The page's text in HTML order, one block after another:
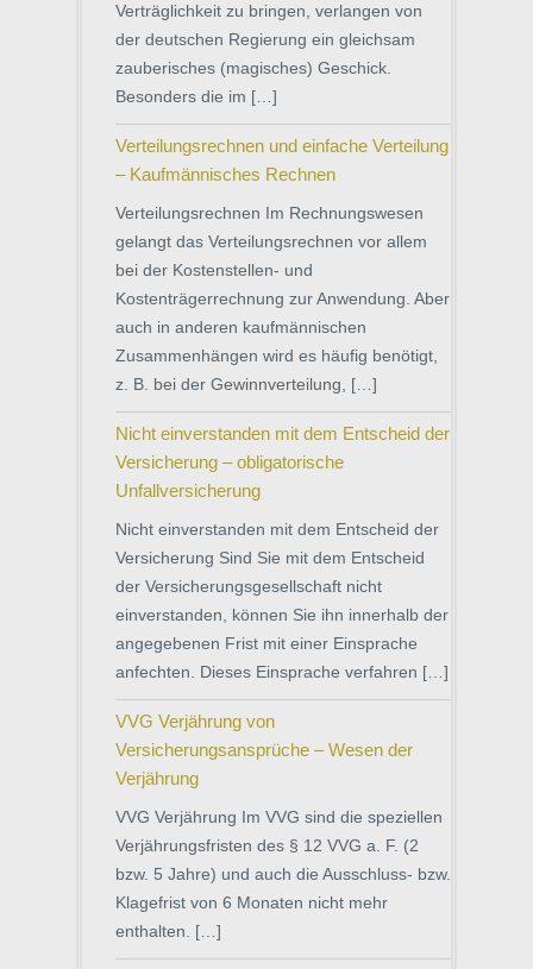
Verträglichkeit zu bringen, verlangen von
der deutschen Regierung ein gleichsam
zauberisches (magisches) Geschick.
Besonders die im […]
Verteilungsrechnen und einfache Verteilung
– Kaufmännisches Rechnen
Verteilungsrechnen Im Rechnungswesen
gelangt das Verteilungsrechnen vor allem
bei der Kostenstellen- und
Kostenträgerrechnung zur Anwendung. Aber
auch in anderen kaufmännischen
Zusammenhängen wird es häufig benötigt,
z. B. bei der Gewinnverteilung, […]
Nicht einverstanden mit dem Entscheid der
Versicherung – obligatorische
Unfallversicherung
Nicht einverstanden mit dem Entscheid der
Versicherung Sind Sie mit dem Entscheid
der Versicherungsgesellschaft nicht
einverstanden, können Sie ihn innerhalb der
angegebenen Frist mit einer Einsprache
anfechten. Dieses Einsprache verfahren […]
VVG Verjährung von
Versicherungsansprüche – Wesen der
Verjährung
VVG Verjährung Im VVG sind die speziellen
Verjährungsfristen des § 12 VVG a. F. (2
bzw. 5 Jahre) und auch die Ausschluss- bzw.
Klagefrist von 6 Monaten nicht mehr
enthalten. […]